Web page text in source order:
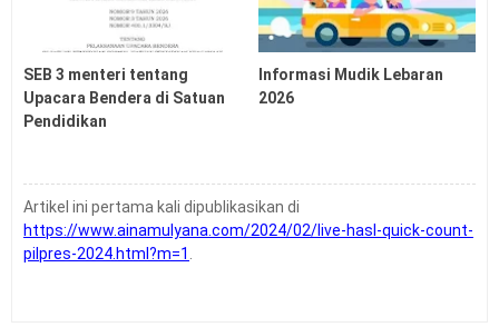
Latihan Soal UTBK SNBT Tahun 2026 PDF
SEB 3 menteri tentang
Upacara Bendera di Satuan
Pendidikan
Informasi Mudik Lebaran
2026
Artikel ini pertama kali dipublikasikan di
https://www.ainamulyana.com/2024/02/live-hasl-quick-count-
pilpres-2024.html?m=1